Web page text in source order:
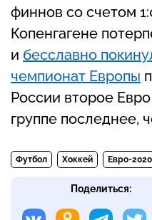
финнов со счетом
Копенгагене
и бесславно
чемпионат Европы
России второе
группе последнее,
Футбол Хоккей Евро-2020
Поделиться: